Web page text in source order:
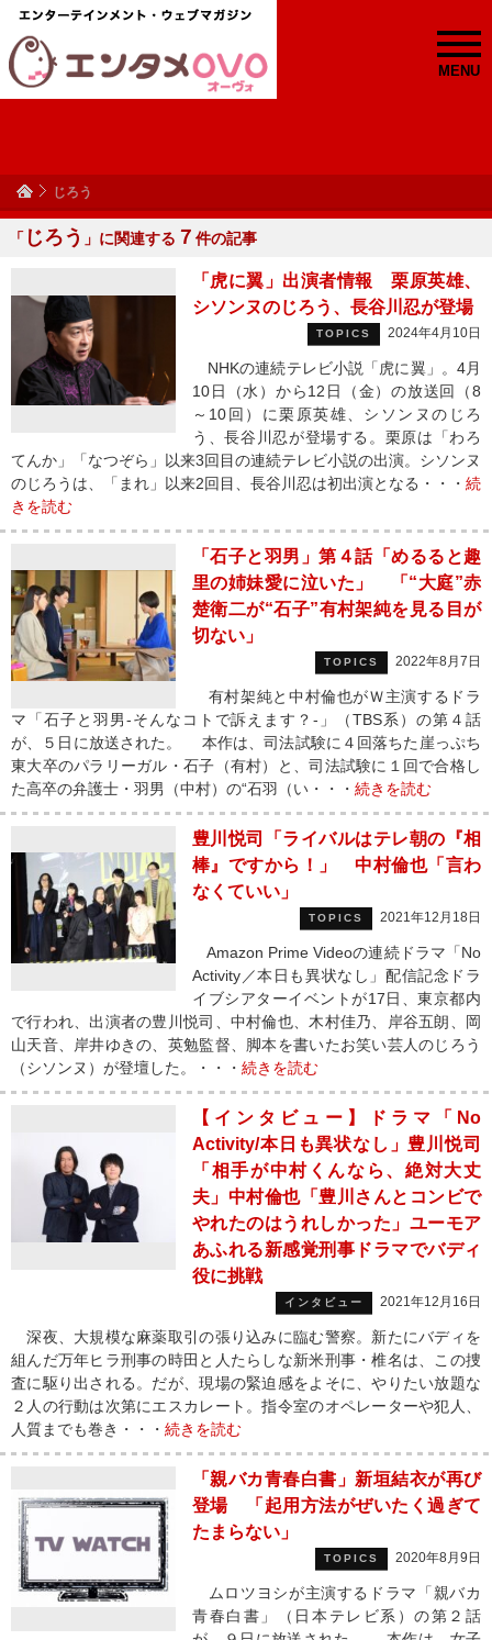
MENU
じろう
「 じろう 」に関連する ７ 件の記事
「虎に翼」出演者情報 栗原英雄、
シソンヌのじろう、長谷川忍が登場
TOPICS 2024年4月10日
NHKの連続テレビ小説「虎に翼」。4月
10日（水）から12日（金）の放送回（8
～10回）に栗原英雄、シソンヌのじろ
う、長谷川忍が登場する。栗原は「わろ
てんか」「なつぞら」以来3回目の連続テレビ小説の出演。シソンヌ
のじろうは、「まれ」以来2回目、長谷川忍は初出演となる・・・ 続
きを読む
「石子と羽男」第４話「めるると趣
里の姉妹愛に泣いた」 「“大庭”赤
楚衛二が“石子”有村架純を見る目が
切ない」
TOPICS 2022年8月7日
有村架純と中村倫也がＷ主演するドラ
マ「石子と羽男‐そんなコトで訴えます？‐」（TBS系）の第４話
が、５日に放送された。 本作は、司法試験に４回落ちた崖っぷち
東大卒のパラリーガル・石子（有村）と、司法試験に１回で合格し
た高卒の弁護士・羽男（中村）の“石羽（い・・・ 続きを読む
豊川悦司「ライバルはテレ朝の『相
棒』ですから！」 中村倫也「言わ
なくていい」
TOPICS 2021年12月18日
Amazon Prime Videoの連続ドラマ「No
Activity／本日も異状なし」配信記念ドラ
イブシアターイベントが17日、東京都内
で行われ、出演者の豊川悦司、中村倫也、木村佳乃、岸谷五朗、岡
山天音、岸井ゆきの、英勉監督、脚本を書いたお笑い芸人のじろう
（シソンヌ）が登壇した。・・・ 続きを読む
【インタビュー】ドラマ「No
Activity/本日も異状なし」豊川悦司
「相手が中村くんなら、絶対大丈
夫」中村倫也「豊川さんとコンビで
やれたのはうれしかった」ユーモア
あふれる新感覚刑事ドラマでバディ
役に挑戦
インタビュー 2021年12月16日
深夜、大規模な麻薬取引の張り込みに臨む警察。新たにバディを
組んだ万年ヒラ刑事の時田と人たらしな新米刑事・椎名は、この捜
査に駆り出される。だが、現場の緊迫感をよそに、やりたい放題な
２人の行動は次第にエスカレート。指令室のオペレーターや犯人、
人質までも巻き・・・ 続きを読む
「親バカ青春白書」新垣結衣が再び
登場 「起用方法がぜいたく過ぎて
たまらない」
TOPICS 2020年8月9日
ムロツヨシが主演するドラマ「親バカ
青春白書」（日本テレビ系）の第２話